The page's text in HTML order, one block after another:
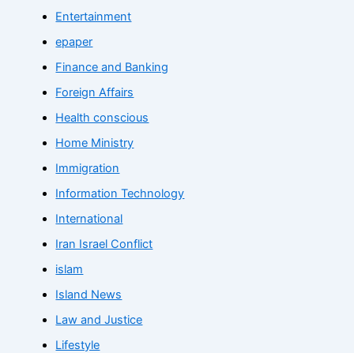
Entertainment
epaper
Finance and Banking
Foreign Affairs
Health conscious
Home Ministry
Immigration
Information Technology
International
Iran Israel Conflict
islam
Island News
Law and Justice
Lifestyle